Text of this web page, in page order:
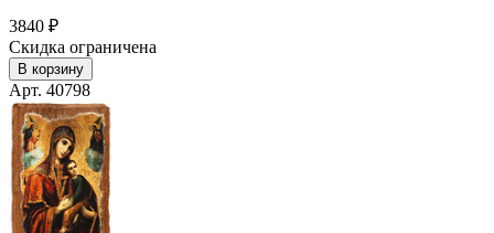
3840 ₽
Скидка ограничена
В корзину
Арт. 40798